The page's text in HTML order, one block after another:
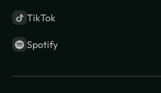
TikTok
Spotify